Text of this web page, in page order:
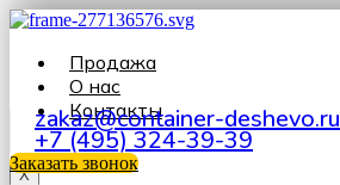
Продажа
О нас
Контакты
X
zakaz@container-deshevo.ru
+7 (495) 324-39-39
Заказать звонок